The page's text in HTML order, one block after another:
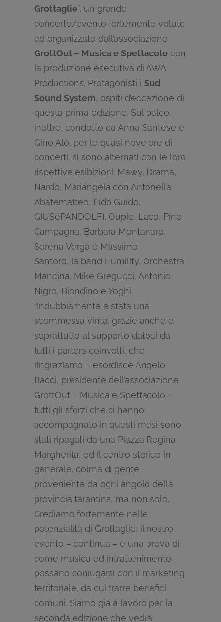
Grottaglie”, un grande
concerto/evento fortemente voluto
ed organizzato dall’associazione
GrottOut – Musica e Spettacolocon
la produzione esecutiva di AWA
Productions. Protagonisti i Sud
Sound System, ospiti d’eccezione di
questa prima edizione. Sul palco,
inoltre, condotto da Anna Santese e
Gino Alò, per le quasi nove ore di
concerti, si sono alternati con le loro
rispettive esibizioni: Mawy, Drama,
Nardo, Mariangela con Antonella
Abatematteo, Fido Guido,
GIUSéPANDOLFI, Oupie, Laco, Pino
Campagna, Barbara Montanaro,
Serena Verga e Massimo
Santoro, la band Humility, Orchestra
Mancina, Mike Gregucci, Antonio
Nigro, Biondino e Yoghi.
“Indubbiamente è stata una
scommessa vinta, grazie anche e
soprattutto al supporto datoci da
tutti i parters coinvolti, che
ringraziamo – esordisce Angelo
Bacci, presidente dell’associazione
GrottOut – Musica e Spettacolo –
tutti gli sforzi che ci hanno
accompagnato in questi mesi sono
stati ripagati da una Piazza Regina
Margherita, ed il centro storico in
generale, colma di gente
proveniente da ogni angolo della
provincia tarantina, ma non solo.
Crediamo fortemente nelle
potenzialità di Grottaglie, il nostro
evento – continua – è una prova di
come musica ed intrattenimento
possano coniugarsi con il marketing
territoriale, da cui trarre benefici
comuni. Siamo già a lavoro per la
seconda edizione che vedrà